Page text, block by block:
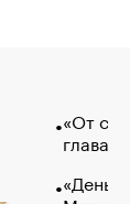
«От
глава